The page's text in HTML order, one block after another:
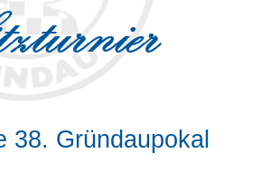
38. Gründaupokal